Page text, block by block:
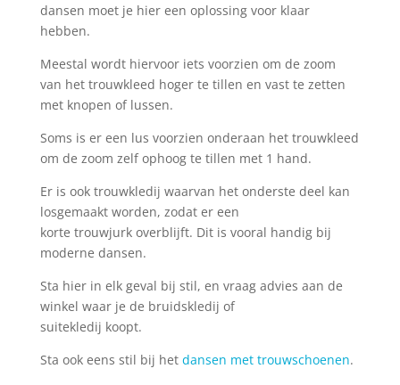
dansen moet je hier een oplossing voor klaar
hebben.
Meestal wordt hiervoor iets voorzien om de zoom
van het trouwkleed hoger te tillen en vast te zetten
met knopen of lussen.
Soms is er een lus voorzien onderaan het trouwkleed
om de zoom zelf ophoog te tillen met 1 hand.
Er is ook trouwkledij waarvan het onderste deel kan
losgemaakt worden, zodat er een
korte trouwjurk overblijft. Dit is vooral handig bij
moderne dansen.
Sta hier in elk geval bij stil, en vraag advies aan de
winkel waar je de bruidskledij of
suitekledij koopt.
Sta ook eens stil bij het dansen met trouwschoenen.